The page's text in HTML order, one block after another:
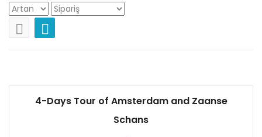
4-Days Tour of Amsterdam and Zaanse
Schans